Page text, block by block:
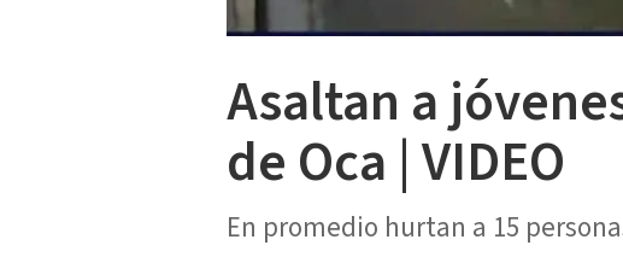
Asaltan a
de Oca | VIDEO
En promedio hurtan a 15